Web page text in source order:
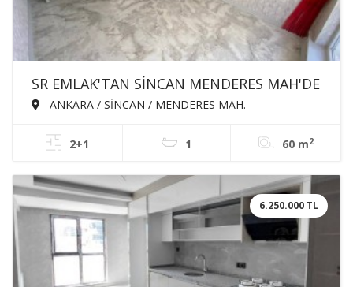
SR EMLAK'TAN SİNCAN MENDERES MAH'DE
2+0 60m² ÖN CEPHE SATILIK SIFIR DAİRE
ANKARA / SİNCAN / MENDERES MAH.
2+1 1 60 m2
6.250.000 TL